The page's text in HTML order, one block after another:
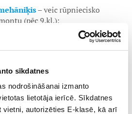
sīkdatnes
nodrošināšanai izmanto
lietotāja ierīcē. Sīkdatnes
vietni, autorizēties E-klasē, kā arī
– veic rūpniecisko
(pēc 9.kl.);
speciālists – atbild par
nosakot, vai tie ir droši
12.kl.)
(pēc 9.kl.)